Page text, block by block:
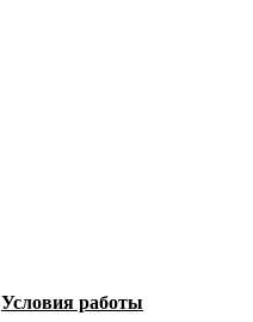
Условия работы